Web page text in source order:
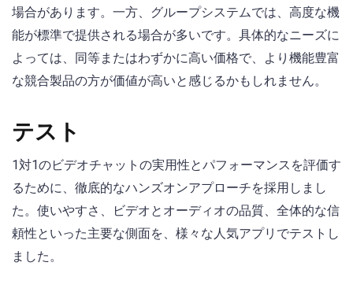
場合があります。一方、グループシステムでは、高度な機
能が標準で提供される場合が多いです。具体的なニーズに
よっては、同等またはわずかに高い価格で、より機能豊富
な競合製品の方が価値が高いと感じるかもしれません。
テスト
1対1のビデオチャットの実用性とパフォーマンスを評価す
るために、徹底的なハンズオンアプローチを採用しまし
た。使いやすさ、ビデオとオーディオの品質、全体的な信
頼性といった主要な側面を、様々な人気アプリでテストし
ました。